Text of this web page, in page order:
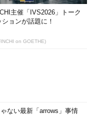
とかわーるど）
ロード提供のみ
ないか、累積的な更新プ
確認しています。以下の
ものですが、Windows
、Windows 10 バージ
に置き換える）もありま
主催「IVS2026」トーク
ションが話題に！
on GOETHE)
ない最新「arrows」事情